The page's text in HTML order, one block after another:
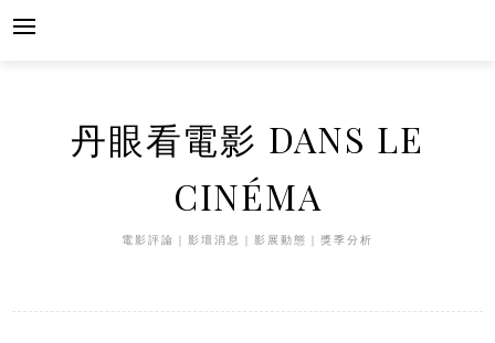
Skip
丹眼看電影 DANS LE
CINÉMA
電影評論｜影壇消息｜影展動態｜獎季分析